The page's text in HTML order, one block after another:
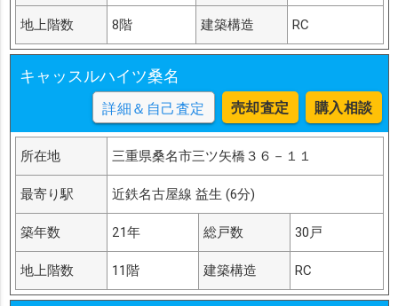
地上階数 8階 建築構造 RC
キャッスルハイツ桑名
詳細＆自己査定 売却査定 購入相談
所在地 三重県桑名市三ツ矢橋３６－１１
最寄り駅 近鉄名古屋線 益生 (6分)
築年数 21年 総戸数 30戸
地上階数 11階 建築構造 RC